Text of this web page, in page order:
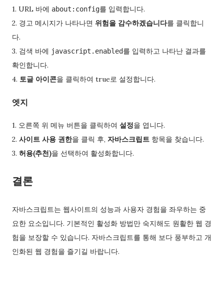
1. URL 바에 about:config를 입력합니다.
2. 경고 메시지가 나타나면 위험을 감수하겠습니다를 클릭합니
다.
3. 검색 바에 javascript.enabled를 입력하고 나타난 결과를
확인합니다.
4. 토글 아이콘을 클릭하여 true로 설정합니다.
엣지
1. 오른쪽 위 메뉴 버튼을 클릭하여 설정을 엽니다.
2. 사이트 사용 권한을 클릭 후, 자바스크립트 항목을 찾습니다.
3. 허용(추천)을 선택하여 활성화합니다.
결론
자바스크립트는 웹사이트의 성능과 사용자 경험을 좌우하는 중
요한 요소입니다. 기본적인 활성화 방법만 숙지해도 원활한 웹 경
험을 보장할 수 있습니다. 자바스크립트를 통해 보다 풍부하고 개
인화된 웹 경험을 즐기길 바랍니다.